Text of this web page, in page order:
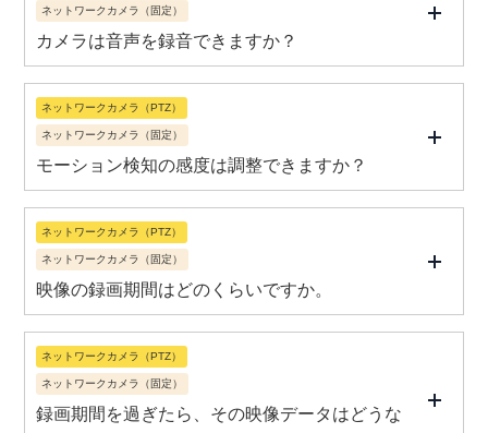
ネットワークカメラ（固定）
カメラは音声を録音できますか？
ネットワークカメラ（PTZ）
ネットワークカメラ（固定）
モーション検知の感度は調整できますか？
ネットワークカメラ（PTZ）
ネットワークカメラ（固定）
映像の録画期間はどのくらいですか。
ネットワークカメラ（PTZ）
ネットワークカメラ（固定）
録画期間を過ぎたら、その映像データはどうな